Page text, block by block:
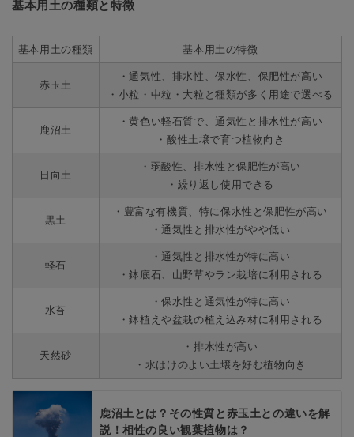
基本用土の種類と特徴
基本用土の種類 基本用土の特徴
赤玉土
・通気性、排水性、保水性、保肥性が高い
・小粒・中粒・大粒と種類が多く用途で選べる
鹿沼土
・黄色い軽石質で、通気性と排水性が高い
・酸性土壌で育つ植物向き
日向土
・弱酸性、排水性と保肥性が高い
・繰り返し使用できる
黒土
・豊富な有機質、特に保水性と保肥性が高い
・通気性と排水性がやや低い
軽石
・通気性と排水性が特に高い
・鉢底石、山野草やラン栽培に利用される
水苔
・保水性と通気性が特に高い
・鉢植えや盆栽の植え込み材に利用される
天然砂
・排水性が高い
・水はけのよい土壌を好む植物向き
鹿沼土とは？その性質と赤玉土との違いを解
説！相性の良い観葉植物は？